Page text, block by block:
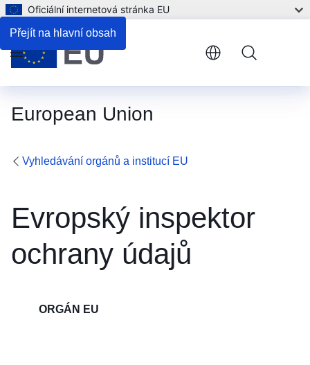
Přejít na hlavní obsah
Oficiální internetová stránka EU
European Union
Menu
Vyhledávání orgánů a institucí EU
Evropský inspektor
ochrany údajů
ORGÁN EU
Kontakt